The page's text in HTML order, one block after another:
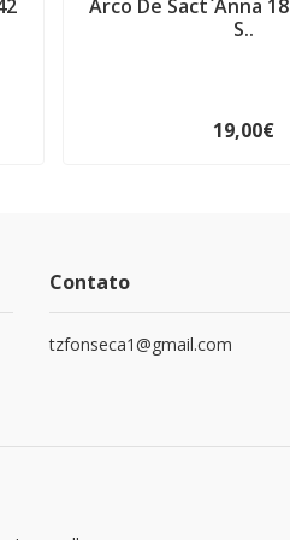
Arco De Sact`Anna
S..
19,00€
Contato
tzfonseca1@gmail.com